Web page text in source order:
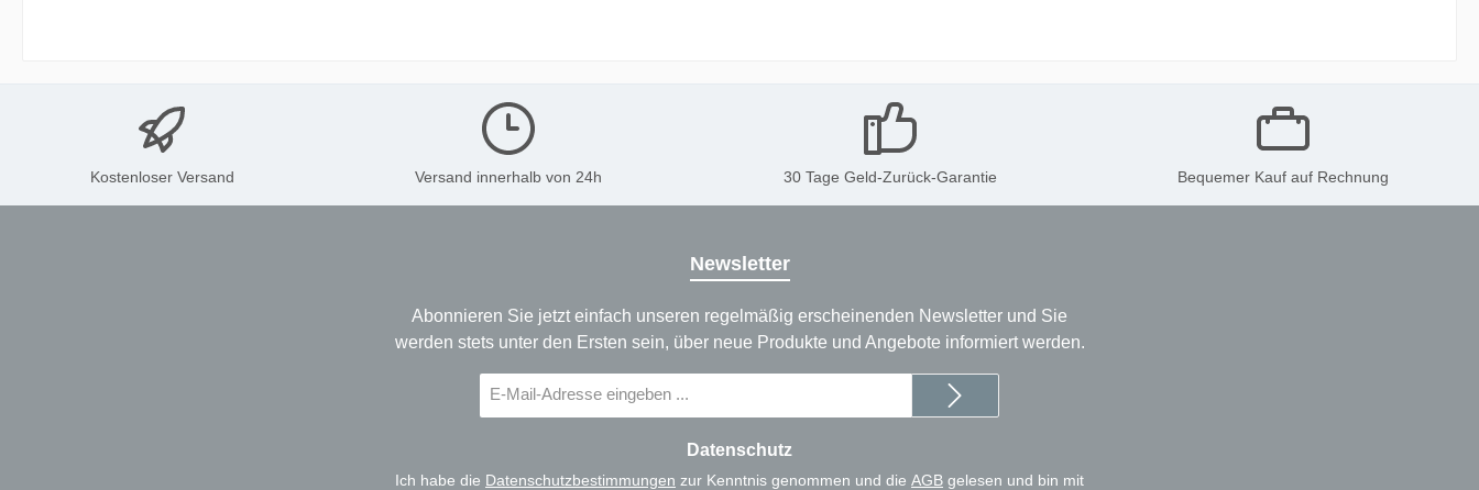
Kostenloser Versand Versand innerhalb von 24h 30 Tage Geld-Zurück-Garantie Bequemer Kauf auf Rechnung
Newsletter
Abonnieren Sie jetzt einfach unseren regelmäßig erscheinenden Newsletter und Sie
werden stets unter den Ersten sein, über neue Produkte und Angebote informiert werden.
Mail-
Datenschutz
Ich habe die Datenschutzbestimmungen zur Kenntnis genommen und die AGB gelesen und bin mit